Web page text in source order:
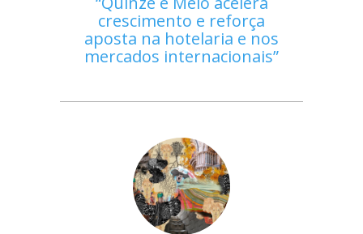
crescimento e reforça
aposta na hotelaria e nos
mercados internacionais